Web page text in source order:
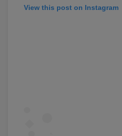
View this post on Instagram